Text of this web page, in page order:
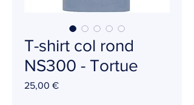
T-shirt col rond
NS300 - Tortue
25,00 €Prix